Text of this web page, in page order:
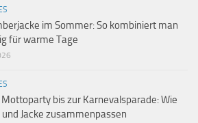
im Sommer: So kombiniert man
für warme Tage
bis zur Karnevalsparade: Wie
Jacke zusammenpassen